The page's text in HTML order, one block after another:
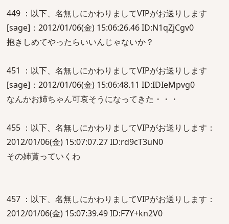
449 ：以下、名無しにかわりましてVIPがお送りします
[sage]：2012/01/06(金) 15:06:26.46 ID:N1qZjCgv0
抱きしめてやったらいいんじゃないか？
451 ：以下、名無しにかわりましてVIPがお送りします
[sage]：2012/01/06(金) 15:06:48.11 ID:IDIeMpvg0
なんかお姉ちゃん可哀そうになってきた・・・
455 ：以下、名無しにかわりましてVIPがお送りします：
2012/01/06(金) 15:07:07.27 ID:rd9cT3uN0
その姉貰っていくわ
457 ：以下、名無しにかわりましてVIPがお送りします：
2012/01/06(金) 15:07:39.49 ID:F7Y+kn2V0